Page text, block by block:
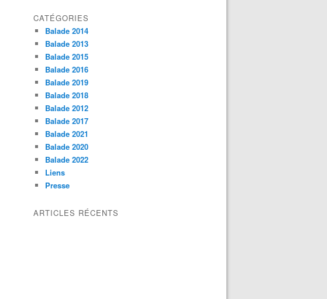
CATÉGORIES
Balade 2014
Balade 2013
Balade 2015
Balade 2016
Balade 2019
Balade 2018
Balade 2012
Balade 2017
Balade 2021
Balade 2020
Balade 2022
Liens
Presse
ARTICLES RÉCENTS